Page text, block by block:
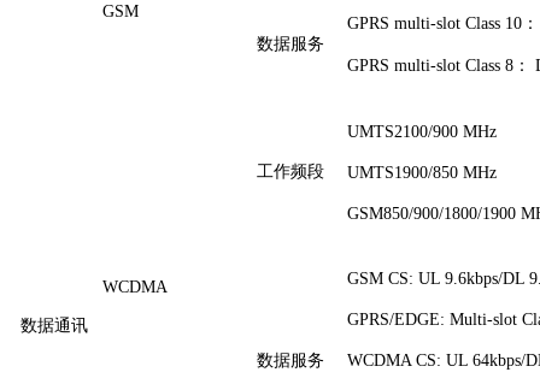
数据通讯
GSM
数据服务
GPRS multi-slot Class
GPRS multi-slot Class 8：
WCDMA
工作频段
UMTS2100/900 MHz
UMTS1900/850 MHz
GSM850/900/1800/1900
数据服务
GSM CS: UL 9.6kbps/DL
GPRS/EDGE: Multi-slot
WCDMA CS: UL 64kbps/